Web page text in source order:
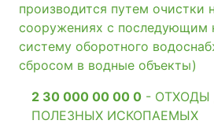
производится путем очистки
сооружениях с последующим
систему оборотного
сбросом в водные объекты)
2 30 000 00 00 0 -
ПОЛЕЗНЫХ ИСКОПАЕМЫХ